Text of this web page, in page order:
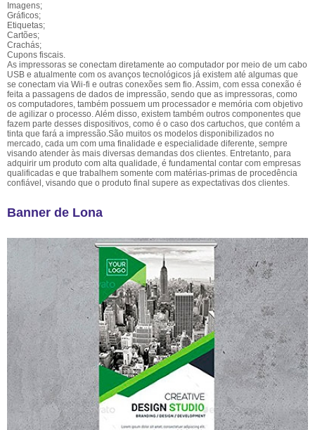
Imagens;
Gráficos;
Etiquetas;
Cartões;
Crachás;
Cupons fiscais.
As impressoras se conectam diretamente ao computador por meio de um cabo
USB e atualmente com os avanços tecnológicos já existem até algumas que
se conectam via Wii-fi e outras conexões sem fio. Assim, com essa conexão é
feita a passagens de dados de impressão, sendo que as impressoras, como
os computadores, também possuem um processador e memória com objetivo
de agilizar o processo. Além disso, existem também outros componentes que
fazem parte desses dispositivos, como é o caso dos cartuchos, que contém a
tinta que fará a impressão.São muitos os modelos disponibilizados no
mercado, cada um com uma finalidade e especialidade diferente, sempre
visando atender às mais diversas demandas dos clientes. Entretanto, para
adquirir um produto com alta qualidade, é fundamental contar com empresas
qualificadas e que trabalhem somente com matérias-primas de procedência
confiável, visando que o produto final supere as expectativas dos clientes.
Banner de Lona